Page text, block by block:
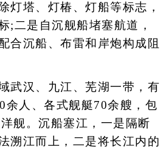
灯塔、灯椿、灯船等标志，
;二是自沉舰船堵塞航道，
合沉船、布雷和岸炮构成阻
汉、九江、芜湖一带，有
余人、各式舰艇70余艘，包
舰。沉船塞江，一是隔断
溯江而上，二是将长江内的